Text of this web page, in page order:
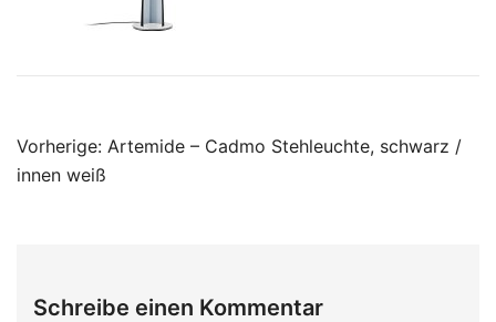
Beitragsnavigation
Vorherige: Artemide – Cadmo Stehleuchte, schwarz /
innen weiß
Schreibe einen Kommentar